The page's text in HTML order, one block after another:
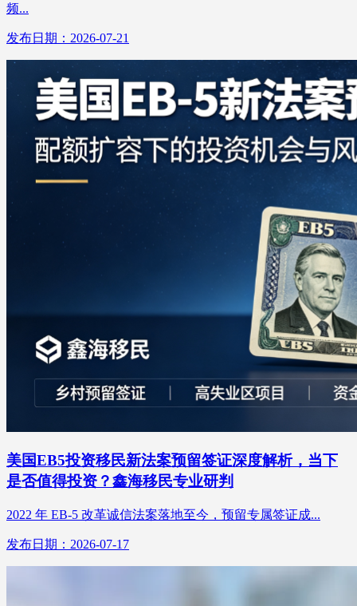
频...
发布日期：2026-07-21
美国EB5投资移民新法案预留签证深度解析，当下
是否值得投资？鑫海移民专业研判
2022 年 EB-5 改革诚信法案落地至今，预留专属签证成...
发布日期：2026-07-17